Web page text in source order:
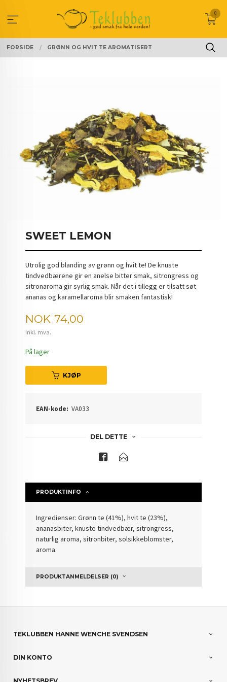
innholdet
0
FORSIDE GRØNN OG HVIT TE AROMATISERT
SWEET LEMON
Utrolig god blanding av grønn og hvit te! De knuste
tindvedbærene gir en anelse bitter smak, sitrongress og
sitronaroma gir syrlig smak. Når det i tillegg er tilsatt søt
ananas og karamellaroma blir smaken fantastisk!
Pris
NOK 74,00
inkl. mva.
På lager
KJØP
EAN-kode: VA033
DEL DETTE
PRODUKTINFO
Ingredienser: Grønn te (41%), hvit te (23%),
ananasbiter, knuste tindvedbær, sitrongress,
naturlig aroma, sitronbiter, solsikkeblomster,
aroma.
PRODUKTANMELDELSER (0)
TEKLUBBEN HANNE WENCHE SVENDSEN
DIN KONTO